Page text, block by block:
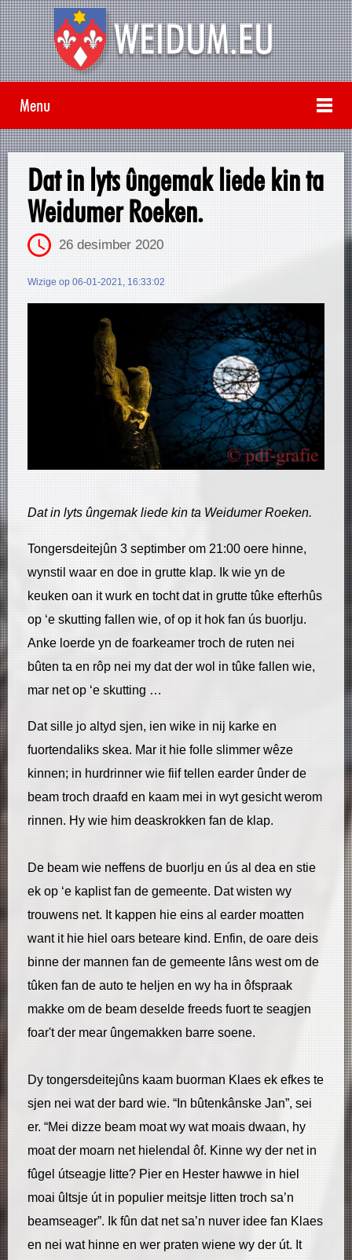
Menu
Dat in lyts ûngemak liede kin ta
Weidumer Roeken.
26 desimber 2020
Wizige op 06-01-2021, 16:33:02
Dat in lyts ûngemak liede kin ta Weidumer Roeken.
Tongersdeitejûn 3 septimber om 21:00 oere hinne,
wynstil waar en doe in grutte klap. Ik wie yn de
keuken oan it wurk en tocht dat in grutte tûke efterhûs
op ‘e skutting fallen wie, of op it hok fan ús buorlju.
Anke loerde yn de foarkeamer troch de ruten nei
bûten ta en rôp nei my dat der wol in tûke fallen wie,
mar net op ‘e skutting …
Dat sille jo altyd sjen, ien wike in nij karke en
fuortendaliks skea. Mar it hie folle slimmer wêze
kinnen; in hurdrinner wie fiif tellen earder ûnder de
beam troch draafd en kaam mei in wyt gesicht werom
rinnen. Hy wie him deaskrokken fan de klap.
De beam wie neffens de buorlju en ús al dea en stie
ek op ‘e kaplist fan de gemeente. Dat wisten wy
trouwens net. It kappen hie eins al earder moatten
want it hie hiel oars beteare kind. Enfin, de oare deis
binne der mannen fan de gemeente lâns west om de
tûken fan de auto te heljen en wy ha in ôfspraak
makke om de beam deselde freeds fuort te seagjen
foar't der mear ûngemakken barre soene.
Dy tongersdeitejûns kaam buorman Klaes ek efkes te
sjen nei wat der bard wie. “In bûtenkânske Jan”, sei
er. “Mei dizze beam moat wy wat moais dwaan, hy
moat der moarn net hielendal ôf. Kinne wy der net in
fûgel útseagje litte? Pier en Hester hawwe in hiel
moai ûltsje út in populier meitsje litten troch sa’n
beamseager”. Ik fûn dat net sa’n nuver idee fan Klaes
en nei wat hinne en wer praten wiene wy der út. It